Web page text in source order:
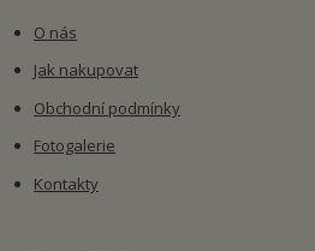
O nás
Jak nakupovat
Obchodní podmínky
Fotogalerie
Kontakty